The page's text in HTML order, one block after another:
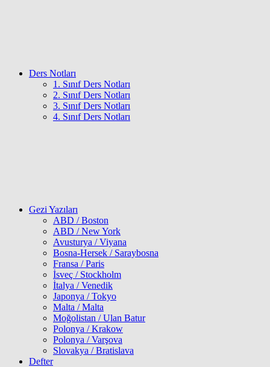
Ders Notları
1. Sınıf Ders Notları
2. Sınıf Ders Notları
3. Sınıf Ders Notları
4. Sınıf Ders Notları
Gezi Yazıları
ABD / Boston
ABD / New York
Avusturya / Viyana
Bosna-Hersek / Saraybosna
Fransa / Paris
İsveç / Stockholm
İtalya / Venedik
Japonya / Tokyo
Malta / Malta
Moğolistan / Ulan Batur
Polonya / Krakow
Polonya / Varşova
Slovakya / Bratislava
Defter